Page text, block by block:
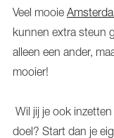
Veel mooie
kunnen extra steun
alleen een ander,
mooier!
Wil jij je ook
doel? Start dan je